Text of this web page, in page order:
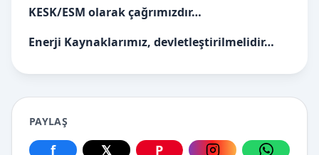
KESK/ESM olarak çağrımızdır…
Enerji Kaynaklarımız, devletleştirilmelidir…
PAYLAŞ
f 𝕏 P